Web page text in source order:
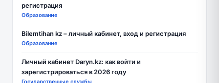
регистрация
Образование
Bilemtihan kz – личный кабинет, вход и регистрация
Образование
Личный кабинет Daryn.kz: как войти и
зарегистрироваться в 2026 году